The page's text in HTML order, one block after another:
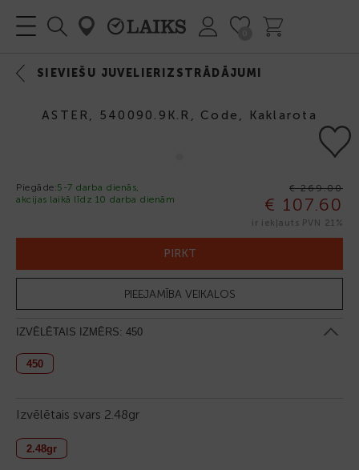
SIEVIEŠU JUVELIERIZSTRĀDĀJUMI
ASTER, 540090.9K.R, Code, Kaklarota
Piegāde:5-7 darba dienās,
akcijas laikā līdz 10 darba dienām
€ 269.00
€ 107.60
ir iekļauts PVN 21%
PIRKT
PIEEJAMĪBA VEIKALOS
IZVĒLĒTAIS IZMĒRS: 450
450
Izvēlētais svars 2.48gr
2.48gr